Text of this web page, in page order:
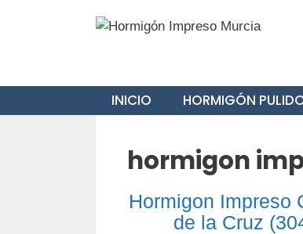
INICIO HORMIGÓN
hormigon
Hormigon Impreso
de la Cruz